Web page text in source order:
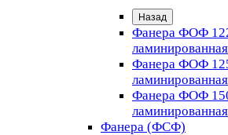
Назад
Фанера ФОФ
ламинированная
Фанера ФОФ
ламинированная
Фанера ФОФ
ламинированная
Фанера (ФСФ)